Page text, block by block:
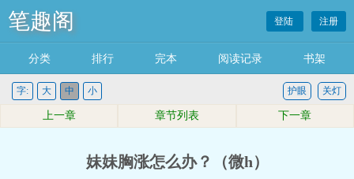
笔趣阁 登陆 注册
分类 排行 完本 阅读记录 书架
字: 大 中 小 关灯
护眼
上一章 章节列表 下一章
妹妹胸涨怎么办？（微h）